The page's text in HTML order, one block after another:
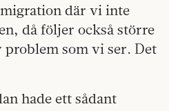
där vi inte
då följer också större
som vi ser. Det
hade ett sådant